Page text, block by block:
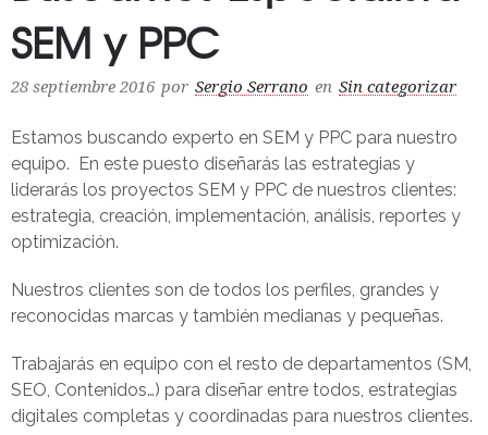
SEM y PPC
28 septiembre 2016 por Sergio Serrano en Sin categorizar
Estamos buscando experto en SEM y PPC para nuestro
equipo. En este puesto diseñarás las estrategias y
liderarás los proyectos SEM y PPC de nuestros clientes:
estrategia, creación, implementación, análisis, reportes y
optimización.
Nuestros clientes son de todos los perfiles, grandes y
reconocidas marcas y también medianas y pequeñas.
Trabajarás en equipo con el resto de departamentos (SM,
SEO, Contenidos…) para diseñar entre todos, estrategias
digitales completas y coordinadas para nuestros clientes.